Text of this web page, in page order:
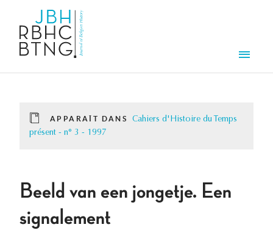
APPARAÎT DANS
Cahiers d'Histoire du Temps
présent - n° 3 - 1997
Beeld van een jongetje. Een
signalement